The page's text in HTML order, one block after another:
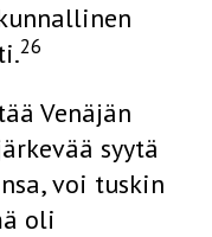
26
Venäjän
syytä
voi tuskin
oli